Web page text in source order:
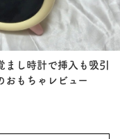
まし時計で挿入も吸引
おもちゃレビュー